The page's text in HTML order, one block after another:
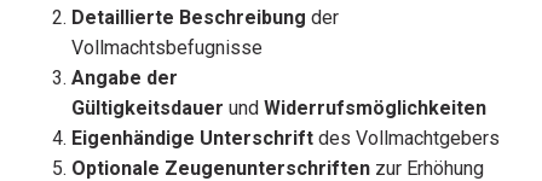
Detaillierte Beschreibung der
Vollmachtsbefugnisse
Angabe der
Gültigkeitsdauer und Widerrufsmöglichkeiten
Eigenhändige Unterschrift des Vollmachtgebers
Optionale Zeugenunterschriften zur Erhöhung